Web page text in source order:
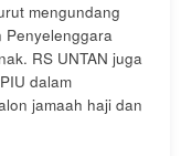
mengundang
Penyelenggara
RS UNTAN juga
dalam
jamaah haji dan